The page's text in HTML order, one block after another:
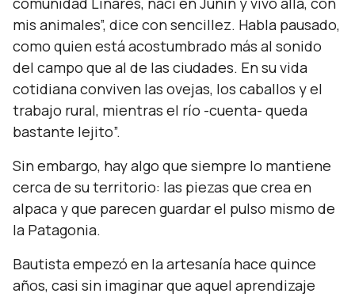
mis animales”, dice con sencillez. Habla pausado,
como quien está acostumbrado más al sonido
del campo que al de las ciudades. En su vida
cotidiana conviven las ovejas, los caballos y el
trabajo rural, mientras el río -cuenta- queda
bastante lejito”.
Sin embargo, hay algo que siempre lo mantiene
cerca de su territorio: las piezas que crea en
alpaca y que parecen guardar el pulso mismo de
la Patagonia.
Bautista empezó en la artesanía hace quince
años, casi sin imaginar que aquel aprendizaje